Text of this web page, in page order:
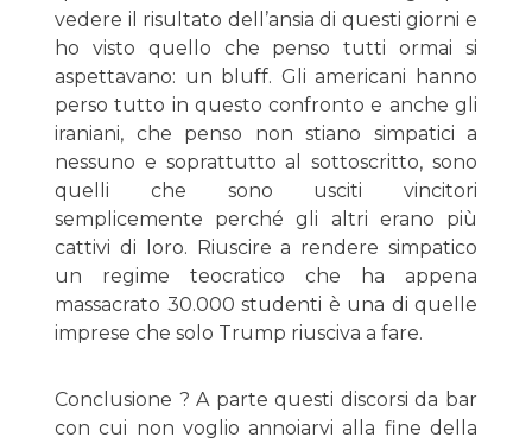
vedere il risultato dell’ansia di questi giorni e
ho visto quello che penso tutti ormai si
aspettavano: un bluff. Gli americani hanno
perso tutto in questo confronto e anche gli
iraniani, che penso non stiano simpatici a
nessuno e soprattutto al sottoscritto, sono
quelli che sono usciti vincitori
semplicemente perché gli altri erano più
cattivi di loro. Riuscire a rendere simpatico
un regime teocratico che ha appena
massacrato 30.000 studenti è una di quelle
imprese che solo Trump riusciva a fare.
Conclusione ? A parte questi discorsi da bar
con cui non voglio annoiarvi alla fine della